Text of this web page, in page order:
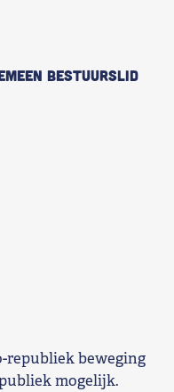
Bestuurslid
republiek beweging
mogelijk.